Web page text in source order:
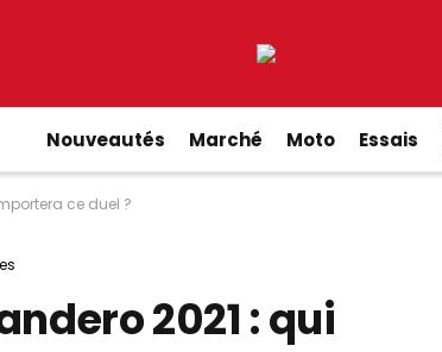
Nouveautés Marché Moto Essais
ce duel ?
2021 : qui